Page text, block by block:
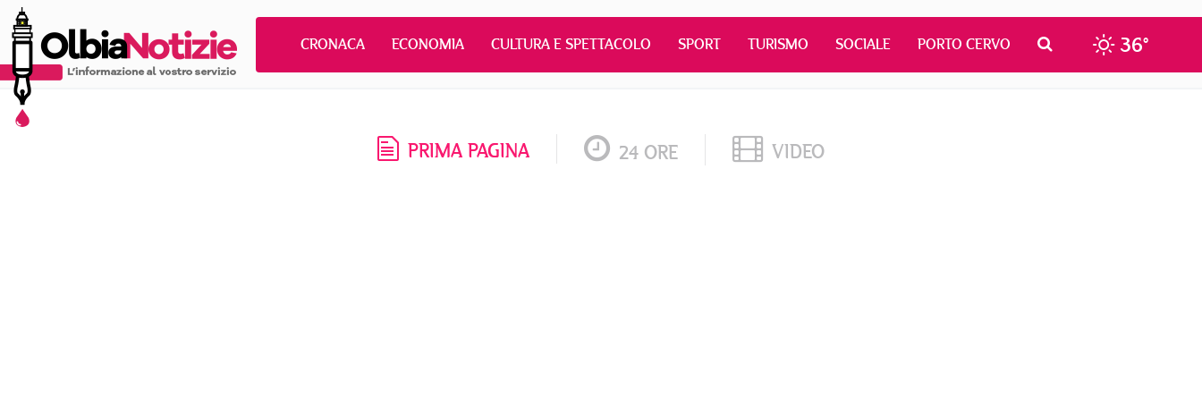
CRONACA ECONOMIA CULTURA E SPETTACOLO SPORT TURISMO SOCIALE PORTO CERVO 36°
PRIMA PAGINA 24 ORE VIDEO